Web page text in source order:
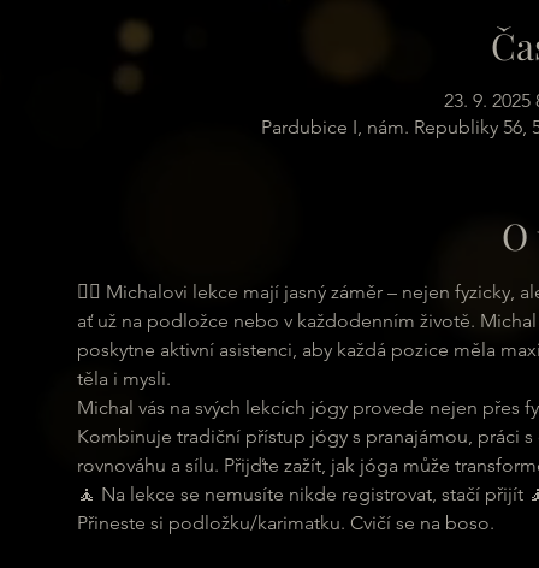
23. 9. 2025
Pardubice I, nám. Republiky 56,
🧘‍♀ Michalovi lekce mají jasný záměr – nejen
ať už na podložce nebo v každodenním životě.
poskytne aktivní asistenci, aby každá pozice měla
těla i mysli.
Michal vás na svých lekcích jógy provede nejen
Kombinuje tradiční přístup jógy s pranajámou, práci
rovnováhu a sílu. Přijďte zažít, jak jóga může
🧘 Na lekce se nemusíte nikde registrovat, stačí přijít
Přineste si podložku/karimatku. Cvičí se na boso.